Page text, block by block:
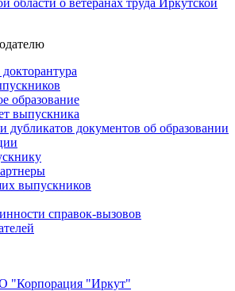
области о ветеранах труда Иркутской
образование
выпускника
дубликатов документов об образовании
выпускников
справок-вызовов
"Иркут"